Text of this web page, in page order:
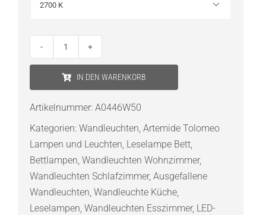

ohne
Schalter
Menge
IN DEN WARENKORB
Artikelnummer: A0446W50
Kategorien: Wandleuchten, Artemide Tolomeo
Lampen und Leuchten, Leselampe Bett,
Bettlampen, Wandleuchten Wohnzimmer,
Wandleuchten Schlafzimmer, Ausgefallene
Wandleuchten, Wandleuchte Küche,
Leselampen, Wandleuchten Esszimmer, LED-